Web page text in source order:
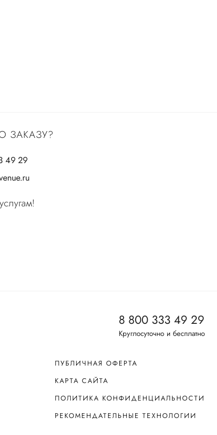
ЗАКАЗУ?
49 29
8 800 333 49 29
Круглосуточно и бесплатно
ПУБЛИЧНАЯ ОФЕРТА
КАРТА САЙТА
ПОЛИТИКА КОНФИДЕНЦИАЛЬНОСТИ
РЕКОМЕНДАТЕЛЬНЫЕ ТЕХНОЛОГИИ